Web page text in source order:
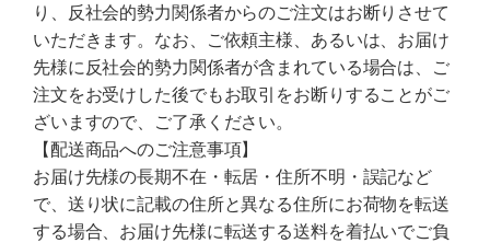
り、反社会的勢力関係者からのご注文はお断りさせて
いただきます。なお、ご依頼主様、あるいは、お届け
先様に反社会的勢力関係者が含まれている場合は、ご
注文をお受けした後でもお取引をお断りすることがご
ざいますので、ご了承ください。
【配送商品へのご注意事項】
お届け先様の長期不在・転居・住所不明・誤記など
で、送り状に記載の住所と異なる住所にお荷物を転送
する場合、お届け先様に転送する送料を着払いでご負